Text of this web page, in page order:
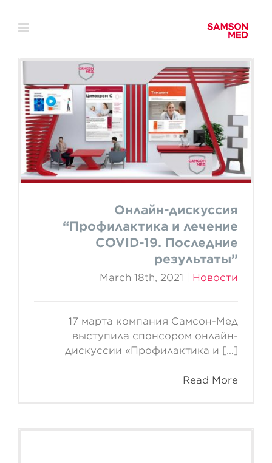
content
Онлайн-дискуссия
“Профилактика и лечение
COVID-19. Последние
результаты”
Онлайн-дискуссия
“Профилактика и лечение
COVID-19. Последние
результаты”
March 18th, 2021 Новости
17 марта компания Самсон-Мед
выступила спонсором онлайн-
дискуссии «Профилактика и […]
Read More